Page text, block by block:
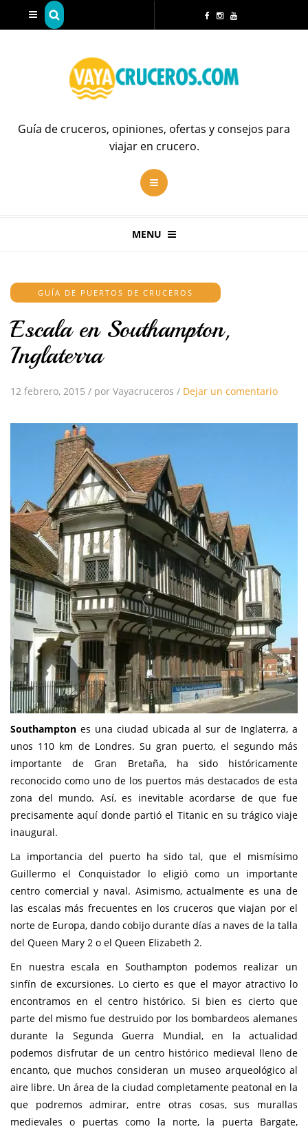
Guía de cruceros, opiniones, ofertas y consejos para
viajar en crucero.
MENU
GUÍA DE PUERTOS DE CRUCEROS
Escala en Southampton,
Inglaterra
12 febrero, 2015 / por Vayacruceros / Dejar un comentario
Southampton es una ciudad ubicada al sur de Inglaterra, a
unos 110 km de Londres. Su gran puerto, el segundo más
importante de Gran Bretaña, ha sido históricamente
reconocido como uno de los puertos más destacados de esta
zona del mundo. Así, es inevitable acordarse de que fue
precisamente aquí donde partió el Titanic en su trágico viaje
inaugural.
La importancia del puerto ha sido tal, que el mismísimo
Guillermo el Conquistador lo eligió como un importante
centro comercial y naval. Asimismo, actualmente es una de
las escalas más frecuentes en los cruceros que viajan por el
norte de Europa, dando cobijo durante días a naves de la talla
del Queen Mary 2 o el Queen Elizabeth 2.
En nuestra escala en Southampton podemos realizar un
sinfín de excursiones. Lo cierto es que el mayor atractivo lo
encontramos en el centro histórico. Si bien es cierto que
parte del mismo fue destruido por los bombardeos alemanes
durante la Segunda Guerra Mundial, en la actualidad
podemos disfrutar de un centro histórico medieval lleno de
encanto, que muchos consideran un museo arqueológico al
aire libre. Un área de la ciudad completamente peatonal en la
que podremos admirar, entre otras cosas, sus murallas
medievales o puertas como la norte, la puerta Bargate,